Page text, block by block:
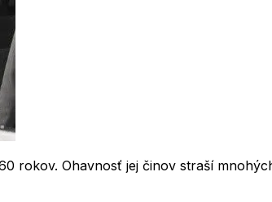
rokov. Ohavnosť jej činov straší